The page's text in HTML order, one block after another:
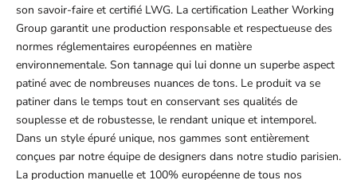
son savoir-faire et certifié LWG. La certification Leather Working
Group garantit une production responsable et respectueuse des
normes réglementaires européennes en matière
environnementale. Son tannage qui lui donne un superbe aspect
patiné avec de nombreuses nuances de tons. Le produit va se
patiner dans le temps tout en conservant ses qualités de
souplesse et de robustesse, le rendant unique et intemporel.
Dans un style épuré unique, nos gammes sont entièrement
conçues par notre équipe de designers dans notre studio parisien.
La production manuelle et 100% européenne de tous nos